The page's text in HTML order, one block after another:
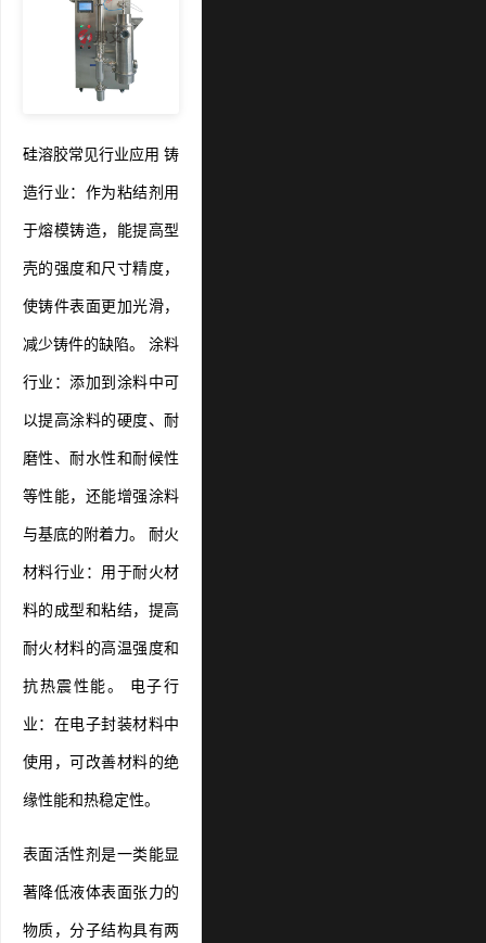
硅溶胶常见行业应用 铸
造行业：作为粘结剂用
于熔模铸造，能提高型
壳的强度和尺寸精度，
使铸件表面更加光滑，
减少铸件的缺陷。 涂料
行业：添加到涂料中可
以提高涂料的硬度、耐
磨性、耐水性和耐候性
等性能，还能增强涂料
与基底的附着力。 耐火
材料行业：用于耐火材
料的成型和粘结，提高
耐火材料的高温强度和
抗热震性能。 电子行
业：在电子封装材料中
使用，可改善材料的绝
缘性能和热稳定性。
表面活性剂是一类能显
著降低液体表面张力的
物质，分子结构具有两